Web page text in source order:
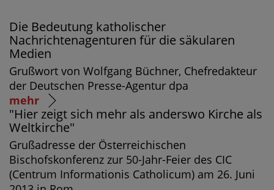
Die Bedeutung katholischer
Nachrichtenagenturen für die säkularen
Medien
Grußwort von Wolfgang Büchner, Chefredakteur
der Deutschen Presse-Agentur dpa
mehr
"Hier zeigt sich mehr als anderswo Kirche als
Weltkirche"
Grußadresse der Österreichischen
Bischofskonferenz zur 50-Jahr-Feier des CIC
(Centrum Informationis Catholicum) am 26. Juni